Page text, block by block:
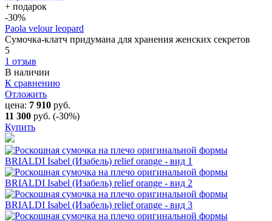
+ подарок
-30%
Paola velour leopard
Сумочка-клатч придумана для хранения женских секретов
5
1 отзыв
В наличии
К сравнению
Отложить
цена: 7 910 руб.
11 300 руб. (-30%)
Купить